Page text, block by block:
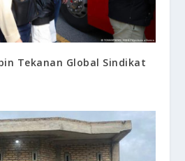
Tekanan Global Sindikat